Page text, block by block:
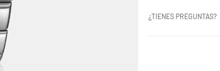
¿TIENES PREGUNTAS?